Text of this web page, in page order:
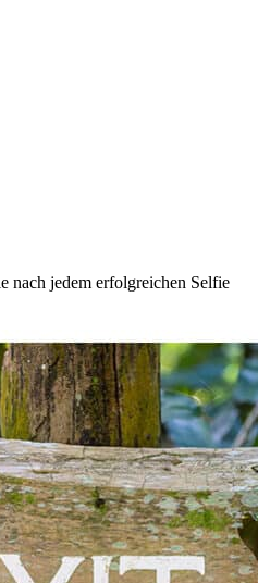
nach jedem erfolgreichen Selfie